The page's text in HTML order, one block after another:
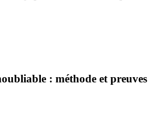
: méthode et preuves